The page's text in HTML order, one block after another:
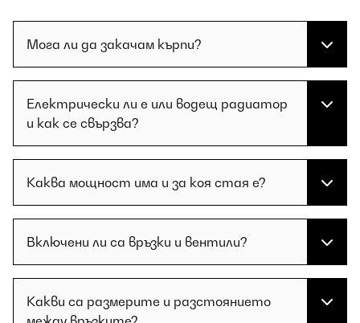
Мога ли да закачам кърпи?
Електрически ли е или водещ радиатор
и как се свързва?
Каква мощност има и за коя стая е?
Включени ли са връзки и вентили?
Какви са размерите и разстоянието